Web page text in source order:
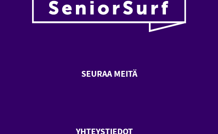
SEURAA MEITÄ
YHTEYSTIEDOT